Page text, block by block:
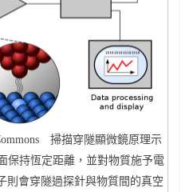
掃描穿隧顯微鏡原理示
保持恆定距離，並對物質施予電
則會穿隧過探針與物質間的真空